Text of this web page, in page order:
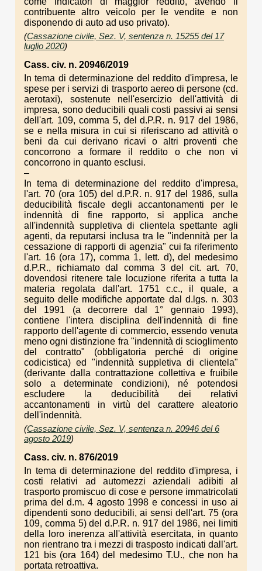
contribuente altro veicolo per le vendite e non
disponendo di auto ad uso privato).
(Cassazione civile, Sez. V, sentenza n. 15255 del 17
luglio 2020)
Cass. civ. n. 20946/2019
In tema di determinazione del reddito d'impresa, le
spese per i servizi di trasporto aereo di persone (cd.
aerotaxi), sostenute nell'esercizio dell'attività di
impresa, sono deducibili quali costi passivi ai sensi
dell'art. 109, comma 5, del d.P.R. n. 917 del 1986,
se e nella misura in cui si riferiscano ad attività o
beni da cui derivano ricavi o altri proventi che
concorrono a formare il reddito o che non vi
concorrono in quanto esclusi.
–
In tema di determinazione del reddito d'impresa,
l'art. 70 (ora 105) del d.P.R. n. 917 del 1986, sulla
deducibilità fiscale degli accantonamenti per le
indennità di fine rapporto, si applica anche
all'indennità suppletiva di clientela spettante agli
agenti, da reputarsi inclusa tra le "indennità per la
cessazione di rapporti di agenzia" cui fa riferimento
l'art. 16 (ora 17), comma 1, lett. d), del medesimo
d.P.R., richiamato dal comma 3 del cit. art. 70,
dovendosi ritenere tale locuzione riferita a tutta la
materia regolata dall'art. 1751 c.c., il quale, a
seguito delle modifiche apportate dal d.lgs. n. 303
del 1991 (a decorrere dal 1° gennaio 1993),
contiene l'intera disciplina dell'indennità di fine
rapporto dell'agente di commercio, essendo venuta
meno ogni distinzione fra "indennità di scioglimento
del contratto" (obbligatoria perché di origine
codicistica) ed "indennità suppletiva di clientela"
(derivante dalla contrattazione collettiva e fruibile
solo a determinate condizioni), né potendosi
escludere la deducibilità dei relativi
accantonamenti in virtù del carattere aleatorio
dell'indennità.
(Cassazione civile, Sez. V, sentenza n. 20946 del 6
agosto 2019)
Cass. civ. n. 876/2019
In tema di determinazione del reddito d'impresa, i
costi relativi ad automezzi aziendali adibiti al
trasporto promiscuo di cose e persone immatricolati
prima del d.m. 4 agosto 1998 e concessi in uso ai
dipendenti sono deducibili, ai sensi dell'art. 75 (ora
109, comma 5) del d.P.R. n. 917 del 1986, nei limiti
della loro inerenza all'attività esercitata, in quanto
non rientrano tra i mezzi di trasposto indicati dall'art.
121 bis (ora 164) del medesimo T.U., che non ha
portata retroattiva.